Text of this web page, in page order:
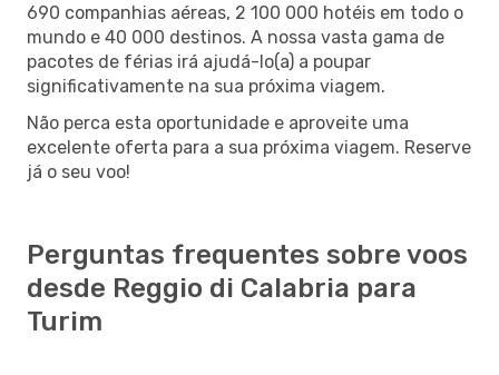
690 companhias aéreas, 2 100 000 hotéis em todo o
mundo e 40 000 destinos. A nossa vasta gama de
pacotes de férias irá ajudá-lo(a) a poupar
significativamente na sua próxima viagem.
Não perca esta oportunidade e aproveite uma
excelente oferta para a sua próxima viagem. Reserve
já o seu voo!
Perguntas frequentes sobre voos
desde Reggio di Calabria para
Turim